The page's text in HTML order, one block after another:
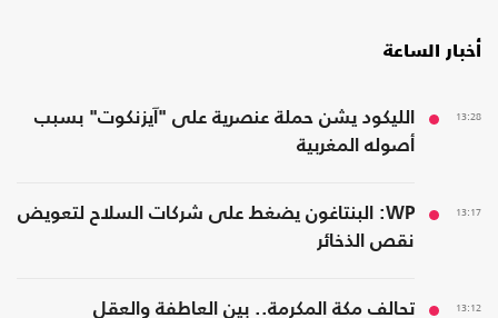
أخبار الساعة
13:28
الليكود يشن حملة عنصرية على "آيزنكوت" بسبب
أصوله المغربية
13:17
WP: البنتاغون يضغط على شركات السلاح لتعويض
نقص الذخائر
13:12 تحالف مكة المكرمة.. بين العاطفة والعقل